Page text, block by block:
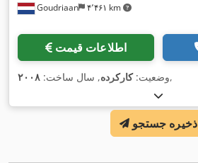
Goudriaan ۴٬۴۶۱ km
اطلاعات قیمت
وضعیت:کارکرده, سال ساخت: ۲۰۰۸ ,
ذخیره جستجو